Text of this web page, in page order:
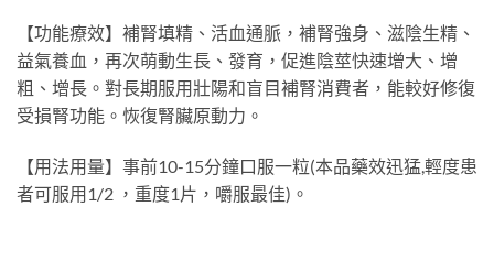
【功能療效】補腎填精、活血通脈，補腎強身、滋陰生精、
益氣養血，再次萌動生長、發育，促進陰莖快速增大、增
粗、增長。對長期服用壯陽和盲目補腎消費者，能較好修復
受損腎功能。恢復腎臟原動力。
【用法用量】事前10-15分鐘口服一粒(本品藥效迅猛,輕度患
者可服用1/2 ，重度1片，嚼服最佳)。